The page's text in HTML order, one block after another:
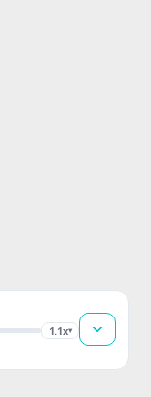
1.1x▾